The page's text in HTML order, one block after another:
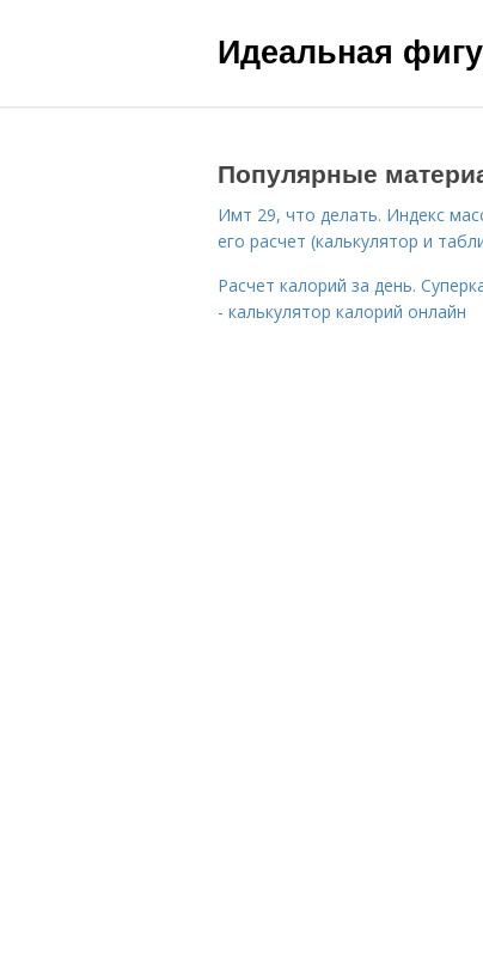
Идеальная
Популярные
Имт 29, что делать. Индекс
его расчет (калькулятор и
Расчет калорий за день.
- калькулятор калорий онлайн